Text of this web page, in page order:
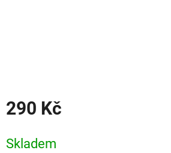
290 Kč
cena:
Skladem